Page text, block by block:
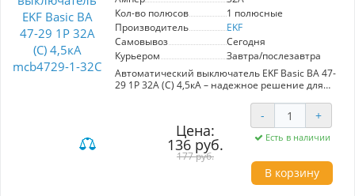
- Высококачественный пластик и надежные
механизмы
- Идеален для использования в бытовых и
промышленных условиях
Производитель: EKF.
Кол-во полюсов
1 полюсные
Производитель
EKF
Самовывоз
Сегодня
Курьером
Завтра/послезавтра
Автоматический выключатель EKF Basic ВА 47-
29 1P 32А (С) 4,5кА – надежное решение для
тока с номинальным напряжением 230/400 В
и частотой 50 Гц. Обеспечивает защиту от
короткого замыкания и перегрева благодаря
полностью медным расцепителям и
пламягасителям. Высококачественные
материалы и надежные механизмы
гарантируют долговечность и безопасность.
Цена:
136 руб.
177 руб.
- +
Есть в наличии
В корзину